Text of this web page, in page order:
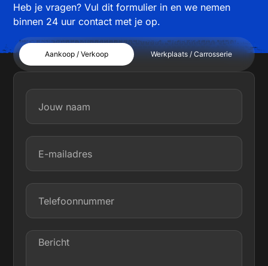
Heb je vragen? Vul dit formulier in en we nemen
binnen 24 uur contact met je op.
Aankoop / Verkoop Werkplaats / Carrosserie